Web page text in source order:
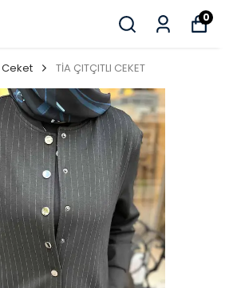
0
Ceket TİA ÇITÇITLI CEKET